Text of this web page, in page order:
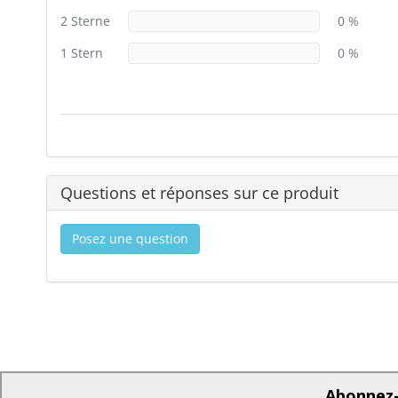
2 Sterne
0 %
1 Stern
0 %
Questions et réponses sur ce produit
Posez une question